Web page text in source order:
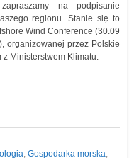
na podpisanie
regionu. Stanie się to
Wind Conference (30.09
organizowanej przez Polskie
Ministerstwem Klimatu.
, Gospodarka morska,